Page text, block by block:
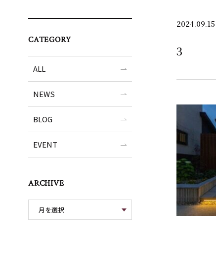
2024.09.15
3
CATEGORY
ALL
NEWS
BLOG
EVENT
ARCHIVE